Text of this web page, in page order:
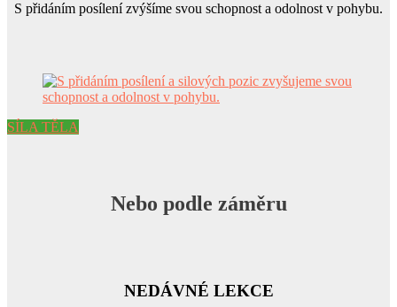
S přidáním posílení zvýšíme svou schopnost a odolnost v pohybu.
SÍLA TĚLA
Nebo podle záměru
NEDÁVNÉ LEKCE